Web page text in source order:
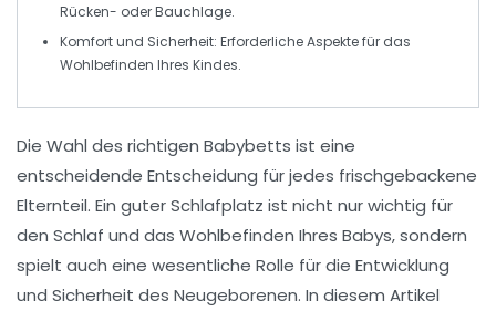
Rücken- oder Bauchlage.
Komfort und Sicherheit: Erforderliche Aspekte für das
Wohlbefinden Ihres Kindes.
Die Wahl des richtigen Babybetts ist eine
entscheidende Entscheidung für jedes frischgebackene
Elternteil. Ein guter Schlafplatz ist nicht nur wichtig für
den Schlaf und das Wohlbefinden Ihres Babys, sondern
spielt auch eine wesentliche Rolle für die Entwicklung
und Sicherheit des Neugeborenen. In diesem Artikel